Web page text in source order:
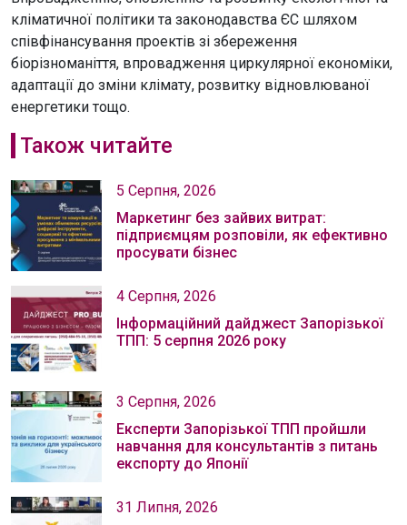
кліматичної політики та законодавства ЄС шляхом
співфінансування проектів зі збереження
біорізноманіття, впровадження циркулярної економіки,
адаптації до зміни клімату, розвитку відновлюваної
енергетики тощо.
Також читайте
5 Серпня, 2026
Маркетинг без зайвих витрат:
підприємцям розповіли, як ефективно
просувати бізнес
4 Серпня, 2026
Інформаційний дайджест Запорізької
ТПП: 5 серпня 2026 року
3 Серпня, 2026
Експерти Запорізької ТПП пройшли
навчання для консультантів з питань
експорту до Японії
31 Липня, 2026